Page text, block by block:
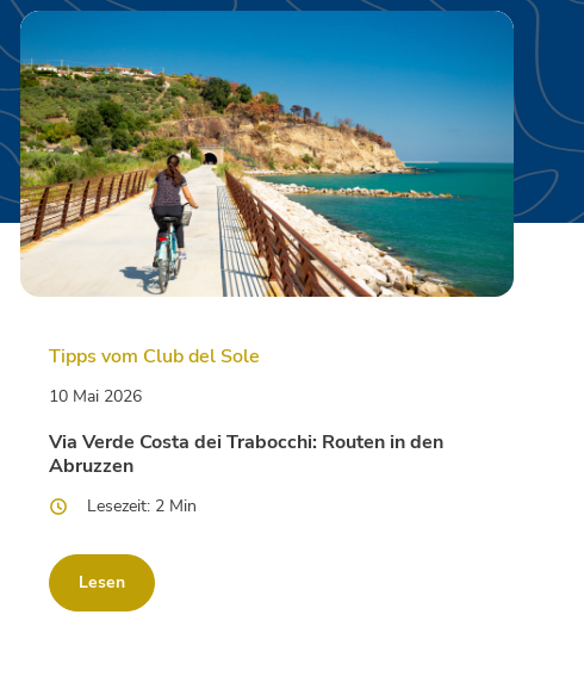
Tipps vom Club del Sole
10 Mai 2026
Via Verde Costa dei Trabocchi: Routen in den
Abruzzen
Lesezeit: 2 Min
Lesen